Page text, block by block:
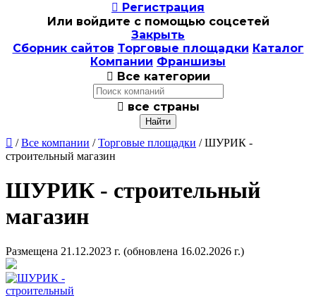
 Регистрация
Или войдите с помощью соцсетей
Закрыть
Сборник сайтов Торговые площадки Каталог
Компании Франшизы
 Все категории
 все страны
 /Все компании /Торговые площадки / ШУРИК -
строительный магазин
ШУРИК - строительный
магазин
Размещена 21.12.2023 г. (обновлена 16.02.2026 г.)